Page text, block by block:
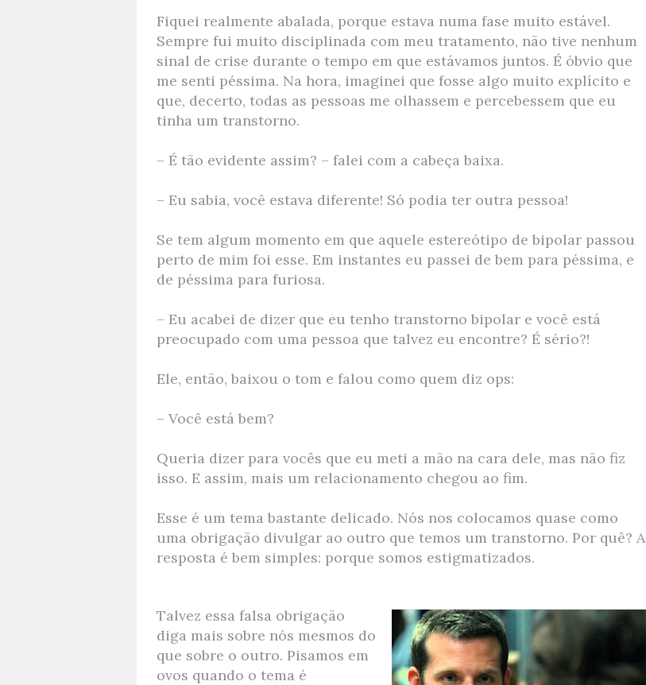
Fiquei realmente abalada, porque estava numa fase muito estável.
Sempre fui muito disciplinada com meu tratamento, não tive nenhum
sinal de crise durante o tempo em que estávamos juntos. É óbvio que
me senti péssima. Na hora, imaginei que fosse algo muito explícito e
que, decerto, todas as pessoas me olhassem e percebessem que eu
tinha um transtorno.
– É tão evidente assim? – falei com a cabeça baixa.
– Eu sabia, você estava diferente! Só podia ter outra pessoa!
Se tem algum momento em que aquele estereótipo de bipolar passou
perto de mim foi esse. Em instantes eu passei de bem para péssima, e
de péssima para furiosa.
– Eu acabei de dizer que eu tenho transtorno bipolar e você está
preocupado com uma pessoa que talvez eu encontre? É sério?!
Ele, então, baixou o tom e falou como quem diz ops:
– Você está bem?
Queria dizer para vocês que eu meti a mão na cara dele, mas não fiz
isso. E assim, mais um relacionamento chegou ao fim.
Esse é um tema bastante delicado. Nós nos colocamos quase como
uma obrigação divulgar ao outro que temos um transtorno. Por quê? A
resposta é bem simples: porque somos estigmatizados.
Talvez essa falsa obrigação
diga mais sobre nós mesmos do
que sobre o outro. Pisamos em
ovos quando o tema é